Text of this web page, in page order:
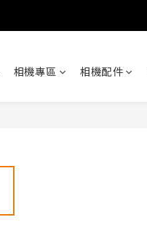
相機專區 相機配件